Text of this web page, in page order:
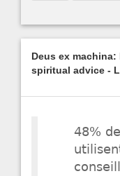
Deus ex
spiritual advice -
48%